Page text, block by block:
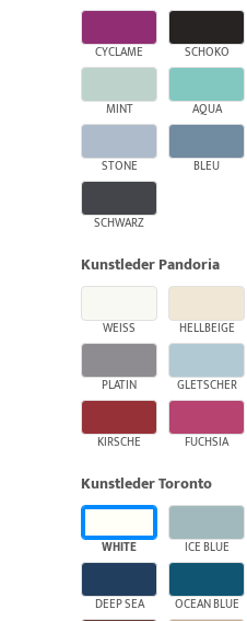
CYCLAME SCHOKO
MINT AQUA
STONE BLEU
SCHWARZ
Kunstleder Pandoria
WEISS HELLBEIGE
PLATIN GLETSCHER
KIRSCHE FUCHSIA
Kunstleder Toronto
WHITE ICE BLUE
DEEP SEA OCEAN BLUE